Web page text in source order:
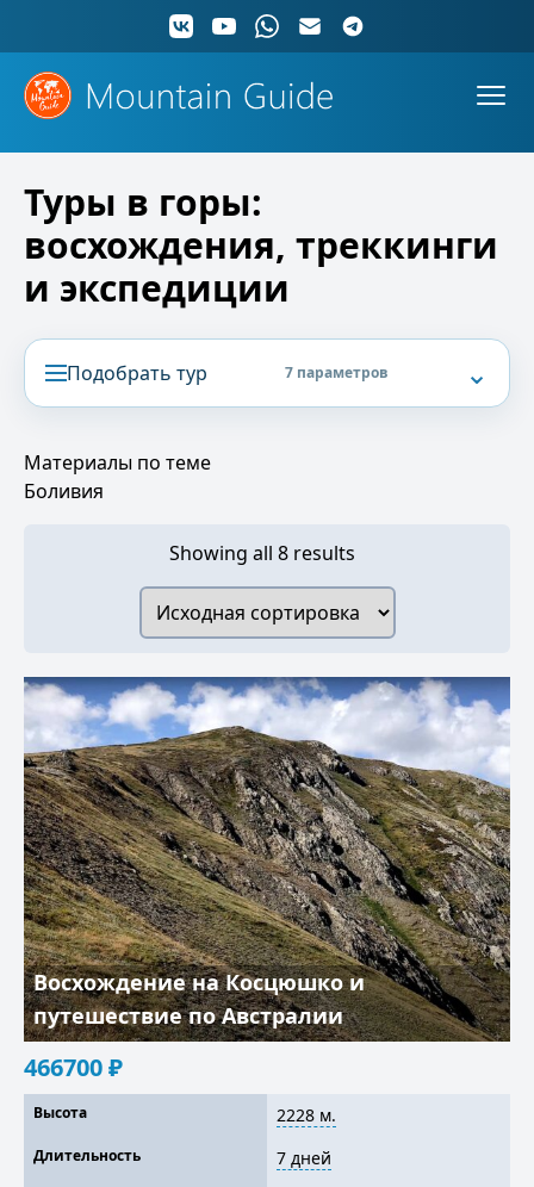
Туры в горы:
восхождения, треккинги
и экспедиции
Материалы по теме
Боливия
Showing all 8 results
Восхождение на Косцюшко и
путешествие по Австралии
466700₽
Высота 2228 м.
Длительность 7 дней
Подобрать тур 7 параметров ⌄